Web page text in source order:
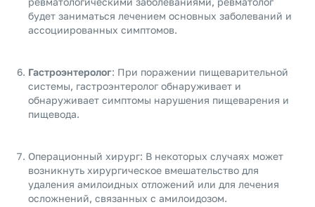
будет заниматься лечением основных заболеваний и
ассоциированных симптомов.
Гастроэнтеролог: При поражении пищеварительной
системы, гастроэнтеролог обнаруживает и
обнаруживает симптомы нарушения пищеварения и
пищевода.
Операционный хирург: В некоторых случаях может
возникнуть хирургическое вмешательство для
удаления амилоидных отложений или для лечения
осложнений, связанных с амилоидозом.